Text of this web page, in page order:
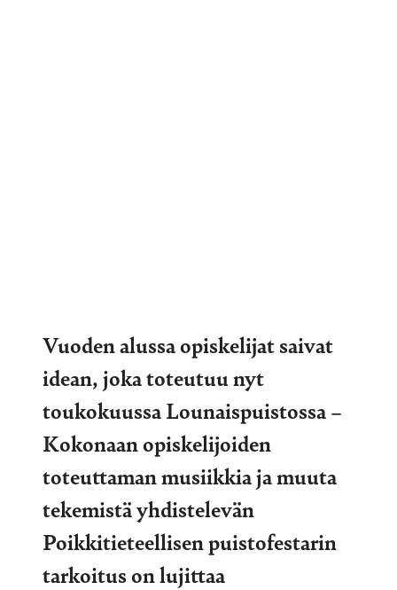
Vuoden alussa opiskelijat saivat
idean, joka toteutuu nyt
toukokuussa Lounaispuistossa –
Kokonaan opiskelijoiden
toteuttaman musiikkia ja muuta
tekemistä yhdistelevän
Poikkitieteellisen puistofestarin
tarkoitus on lujittaa